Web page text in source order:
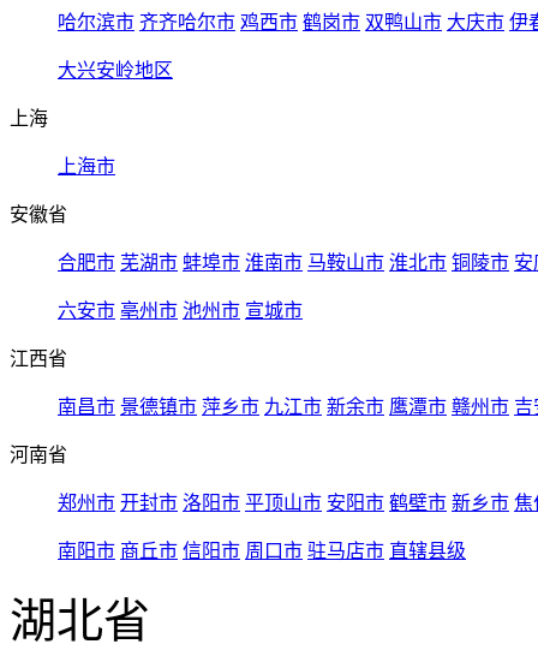
哈尔滨市 齐齐哈尔市 鸡西市 鹤岗市 双鸭山市 大庆市 伊
大兴安岭地区
上海
上海市
安徽省
合肥市 芜湖市 蚌埠市 淮南市 马鞍山市 淮北市 铜陵市 安
六安市 亳州市 池州市 宣城市
江西省
南昌市 景德镇市 萍乡市 九江市 新余市 鹰潭市 赣州市 吉
河南省
郑州市 开封市 洛阳市 平顶山市 安阳市 鹤壁市 新乡市 焦
南阳市 商丘市 信阳市 周口市 驻马店市 直辖县级
湖北省